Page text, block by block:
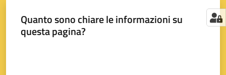
Quanto sono chiare le informazioni su
questa pagina?